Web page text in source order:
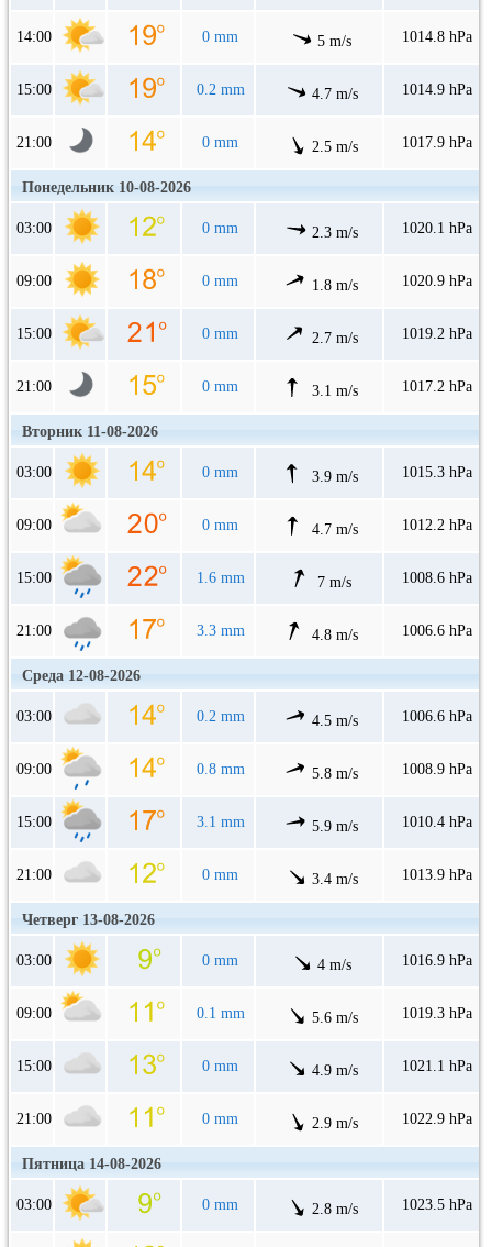
14:00 0 mm 5 m/s 1014.8 hPa
15:00 0.2 mm 4.7 m/s 1014.9 hPa
21:00 0 mm 2.5 m/s 1017.9 hPa
Понедельник 10-08-2026
03:00 0 mm 2.3 m/s 1020.1 hPa
09:00 0 mm 1.8 m/s 1020.9 hPa
15:00 0 mm 2.7 m/s 1019.2 hPa
21:00 0 mm 3.1 m/s 1017.2 hPa
Вторник 11-08-2026
03:00 0 mm 3.9 m/s 1015.3 hPa
09:00 0 mm 4.7 m/s 1012.2 hPa
15:00 1.6 mm 7 m/s 1008.6 hPa
21:00 3.3 mm 4.8 m/s 1006.6 hPa
Среда 12-08-2026
03:00 0.2 mm 4.5 m/s 1006.6 hPa
09:00 0.8 mm 5.8 m/s 1008.9 hPa
15:00 3.1 mm 5.9 m/s 1010.4 hPa
21:00 0 mm 3.4 m/s 1013.9 hPa
Четверг 13-08-2026
03:00 0 mm 4 m/s 1016.9 hPa
09:00 0.1 mm 5.6 m/s 1019.3 hPa
15:00 0 mm 4.9 m/s 1021.1 hPa
21:00 0 mm 2.9 m/s 1022.9 hPa
Пятница 14-08-2026
03:00 0 mm 2.8 m/s 1023.5 hPa